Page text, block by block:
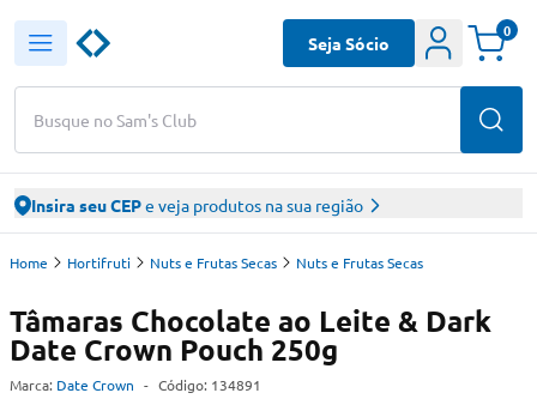
Busque no Sam's Club
Seja Sócio
0
Insira seu CEPe veja produtos na sua região
Home Hortifruti Nuts e Frutas Secas Nuts e Frutas Secas
Tâmaras Chocolate ao Leite & Dark
Date Crown Pouch 250g
Marca: Date Crown - Código: 134891